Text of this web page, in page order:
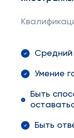
Средний
Умение
Быть
Быть